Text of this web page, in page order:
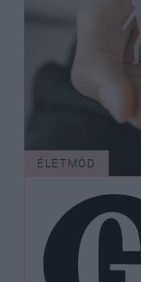
ÉLETMÓD